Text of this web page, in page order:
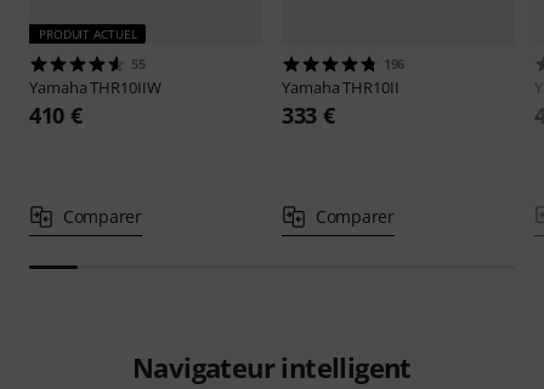
PRODUIT ACTUEL
55
YamahaTHR10IIW
410 €
Comparer
196
YamahaTHR10II
333 €
Comparer
Navigateur intelligent